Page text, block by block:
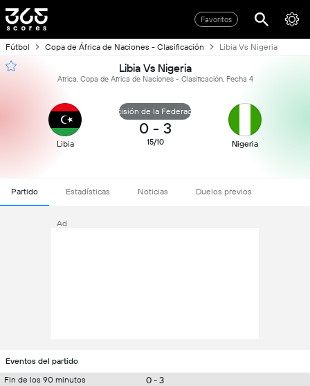
Favoritos
Fútbol Copa de África de Naciones - Clasificación Libia Vs Nigeria
Libia Vs Nigeria
África, Copa de África de Naciones - Clasificación, Fecha 4
Libia
Decisión de la Federación
0 - 3
15/10 Nigeria
Partido Estadísticas Noticias Duelos previos
Ad
Eventos del partido
Fin de los 90 minutos
0 - 3